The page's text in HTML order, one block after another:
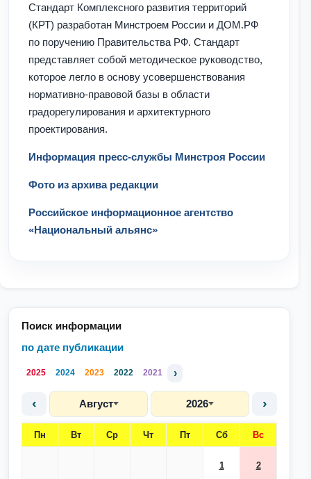
Поиск информации
по дате публикации
2025 2024 2023 2022 2021 ›
‹ Август 2026 ›
Пн Вт Ср Чт Пт Сб Вс
1 2
Стандарт Комплексного развития территорий
(КРТ) разработан Минстроем России и ДОМ.РФ
по поручению Правительства РФ. Стандарт
представляет собой методическое руководство,
которое легло в основу усовершенствования
нормативно-правовой базы в области
градорегулирования и архитектурного
проектирования.
Информация пресс-службы Минстроя России
Фото из архива редакции
Российское информационное агентство
«Национальный альянс»